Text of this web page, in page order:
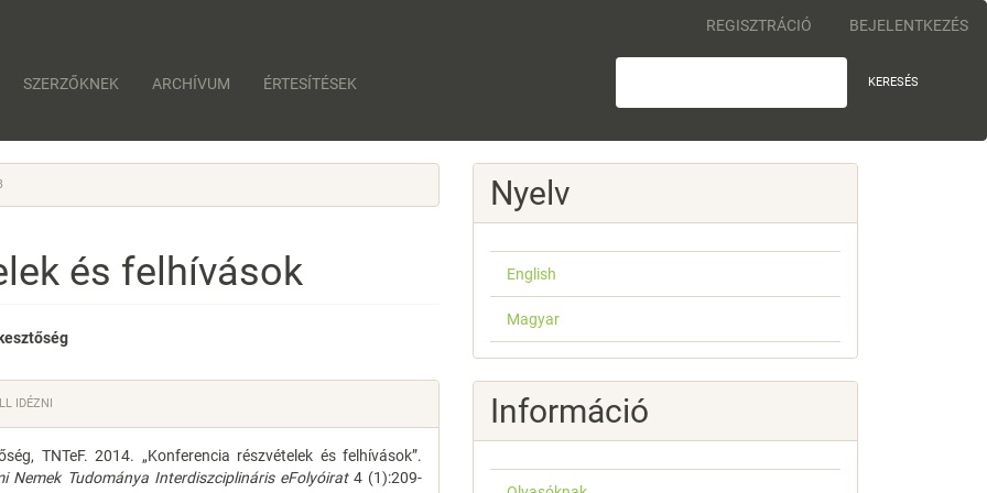
REGISZTRÁCIÓ BEJELENTKEZÉS
SZERZŐKNEK ARCHÍVUM ÉRTESÍTÉSEK KERESÉS
és felhívások
IDÉZNI
TNTeF. 2014. „Konferencia részvételek és felhívások”.
Nemek Tudománya Interdiszciplináris eFolyóirat4 (1):209-
Nyelv
English
Magyar
Információ